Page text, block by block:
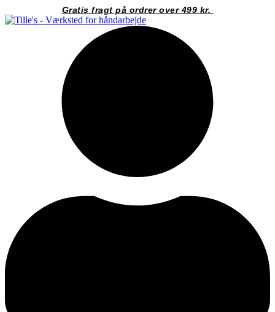
til
Gratis fragt på ordrer over 499 kr.